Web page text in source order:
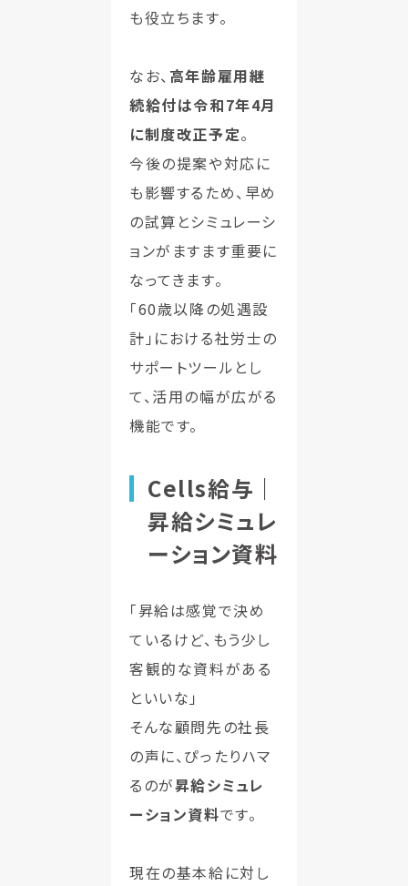
も役立ちます。
なお、 高年齢雇用継
続給付は令和7年4月
に制度改正予定。
今後の提案や対応に
も影響するため、早め
の試算とシミュレーシ
ョンがますます重要に
なってきます。
「60歳以降の処遇設
計」における社労士の
サポートツールとし
て、活用の幅が広がる
機能です。
Cells給与｜
昇給シミュレ
ーション資料
「昇給は感覚で決め
ているけど、もう少し
客観的な資料がある
といいな」
そんな顧問先の社長
の声に、ぴったりハマ
るのが昇給シミュレ
ーション資料です。
現在の基本給に対し